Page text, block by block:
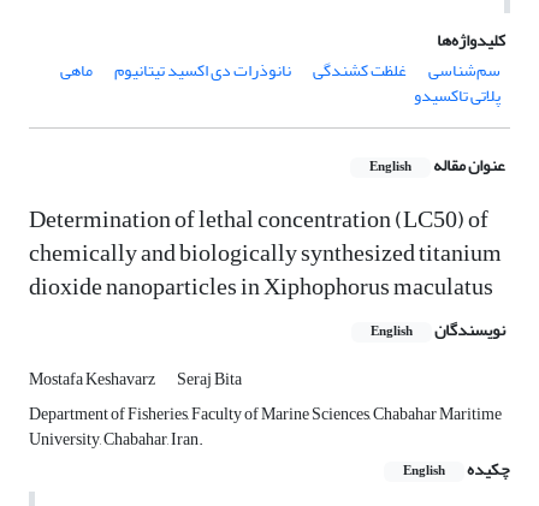
کلیدواژه‌ها
سم‌شناسی
غلظت کشندگی نانوذرات دی اکسید تیتانیوم ماهی
پلاتی تاکسیدو
عنوان مقاله English
Determination of lethal concentration (LC50) of
chemically and biologically synthesized titanium
dioxide nanoparticles in Xiphophorus maculatus
نویسندگان English
Mostafa Keshavarz
Seraj Bita
Department of Fisheries, Faculty of Marine Sciences, Chabahar Maritime
University, Chabahar, Iran.
چکیده
English